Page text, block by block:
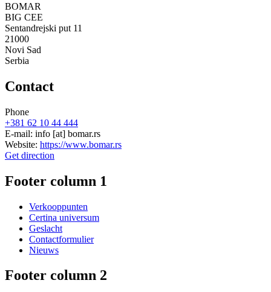
BOMAR
BIG CEE
Sentandrejski put 11
21000
Novi Sad
Serbia
Contact
Phone
+381 62 10 44 444
E-mail: info [at] bomar.rs
Website: https://www.bomar.rs
Get direction
Footer column 1
Verkooppunten
Certina universum
Geslacht
Contactformulier
Nieuws
Footer column 2